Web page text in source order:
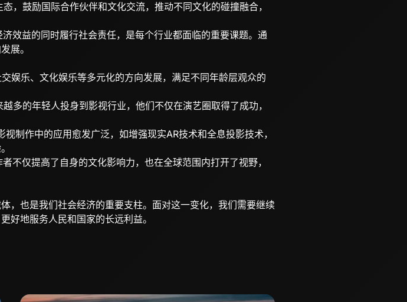
鼓励国际合作伙伴和文化交流，推动不同文化的碰撞融合，
效益的同时履行社会责任，是每个行业都面临的重要课题。通
展。
娱乐、文化娱乐等多元化的方向发展，满足不同年龄层观众的
的年轻人投身到影视行业，他们不仅在演艺圈取得了成功，
制作中的应用愈发广泛，如增强现实AR技术和全息投影技术，
仅提高了自身的文化影响力，也在全球范围内打开了视野，
，也是我们社会经济的重要支柱。面对这一变化，我们需要继续
好地服务人民和国家的长远利益。